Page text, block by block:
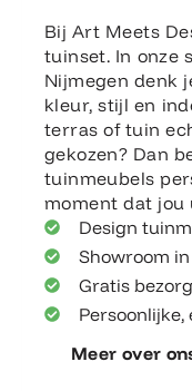
Bij Art Meets
tuinset. In onze
Nijmegen denk
kleur, stijl en
terras of tuin
gekozen? Dan
tuinmeubels
moment dat jou
Design
Showroom
Gratis
Meer over